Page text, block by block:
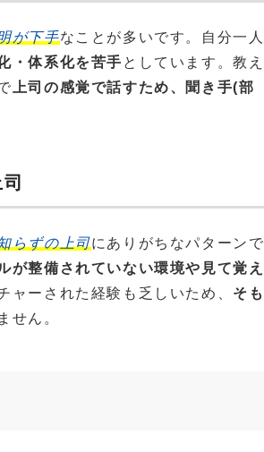
が下手なことが多いです。自分一人
・体系化を苦手 としています。教え
上司の感覚で話すため、聞き手(部
らずの上司にありがちなパターンで
が整備されていない環境や見て覚え
ャーされた経験も乏しいため、 そも
せん。